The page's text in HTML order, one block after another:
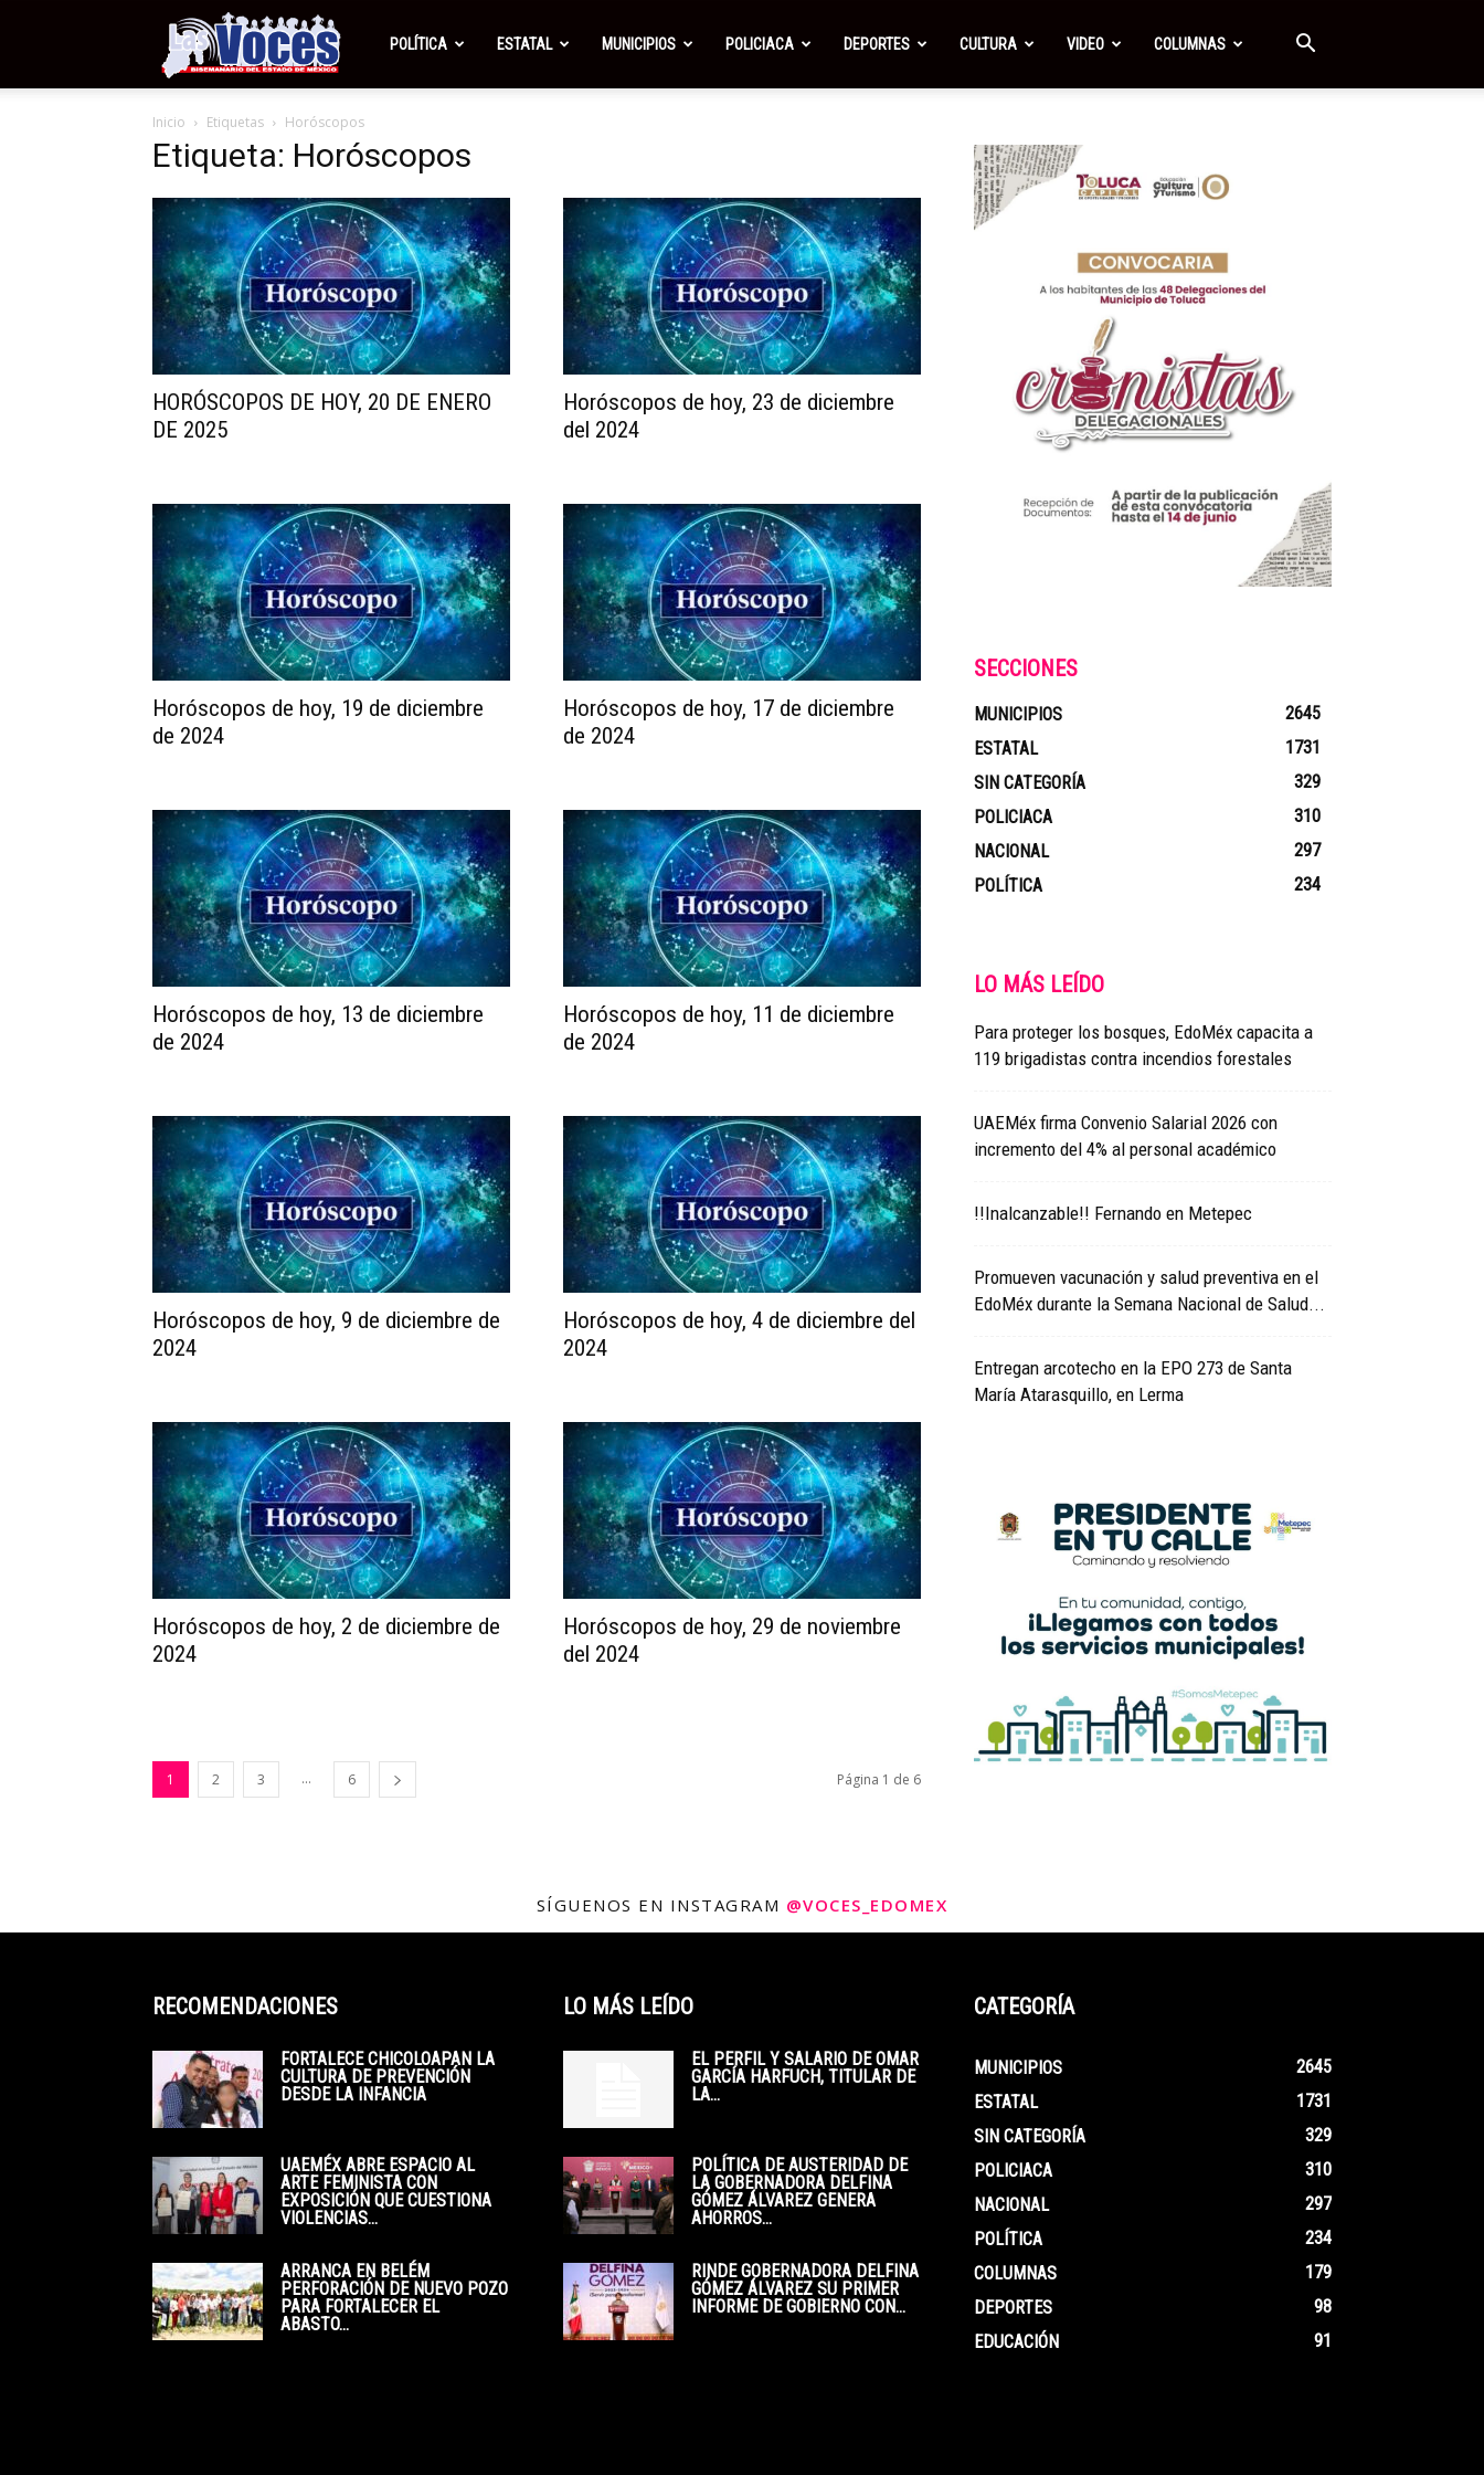
Periódico
Voces
POLÍTICA ESTATAL MUNICIPIOS POLICIACA DEPORTES CULTURA VIDEO COLUMNAS
Inicio Etiquetas Horóscopos
Etiqueta: Horóscopos
HORÓSCOPOS DE HOY, 20 DE ENERO
DE 2025
Horóscopos de hoy, 23 de diciembre
del 2024
Horóscopos de hoy, 19 de diciembre
de 2024
Horóscopos de hoy, 17 de diciembre
de 2024
Horóscopos de hoy, 13 de diciembre
de 2024
Horóscopos de hoy, 11 de diciembre
de 2024
Horóscopos de hoy, 9 de diciembre de
2024
Horóscopos de hoy, 4 de diciembre del
2024
Horóscopos de hoy, 2 de diciembre de
2024
Horóscopos de hoy, 29 de noviembre
del 2024
1 2 3 ... 6 Página 1 de 6
SECCIONES
MUNICIPIOS
2645
ESTATAL
1731
SIN CATEGORÍA
329
POLICIACA
310
NACIONAL
297
POLÍTICA
234
LO MÁS LEÍDO
Para proteger los bosques, EdoMéx capacita a
119 brigadistas contra incendios forestales
UAEMéx firma Convenio Salarial 2026 con
incremento del 4% al personal académico
!!Inalcanzable!! Fernando en Metepec
Promueven vacunación y salud preventiva en el
EdoMéx durante la Semana Nacional de Salud...
Entregan arcotecho en la EPO 273 de Santa
María Atarasquillo, en Lerma
SÍGUENOS EN INSTAGRAM @VOCES_EDOMEX
RECOMENDACIONES
FORTALECE CHICOLOAPAN LA
CULTURA DE PREVENCIÓN
DESDE LA INFANCIA
UAEMÉX ABRE ESPACIO AL
ARTE FEMINISTA CON
EXPOSICIÓN QUE CUESTIONA
VIOLENCIAS...
ARRANCA EN BELÉM
PERFORACIÓN DE NUEVO POZO
PARA FORTALECER EL
ABASTO...
LO MÁS LEÍDO
EL PERFIL Y SALARIO DE OMAR
GARCÍA HARFUCH, TITULAR DE
LA...
POLÍTICA DE AUSTERIDAD DE
LA GOBERNADORA DELFINA
GÓMEZ ÁLVAREZ GENERA
AHORROS...
RINDE GOBERNADORA DELFINA
GÓMEZ ÁLVAREZ SU PRIMER
INFORME DE GOBIERNO CON...
CATEGORÍA
MUNICIPIOS
2645
ESTATAL
1731
SIN CATEGORÍA
329
POLICIACA
310
NACIONAL
297
POLÍTICA
234
COLUMNAS
179
DEPORTES
98
EDUCACIÓN
91